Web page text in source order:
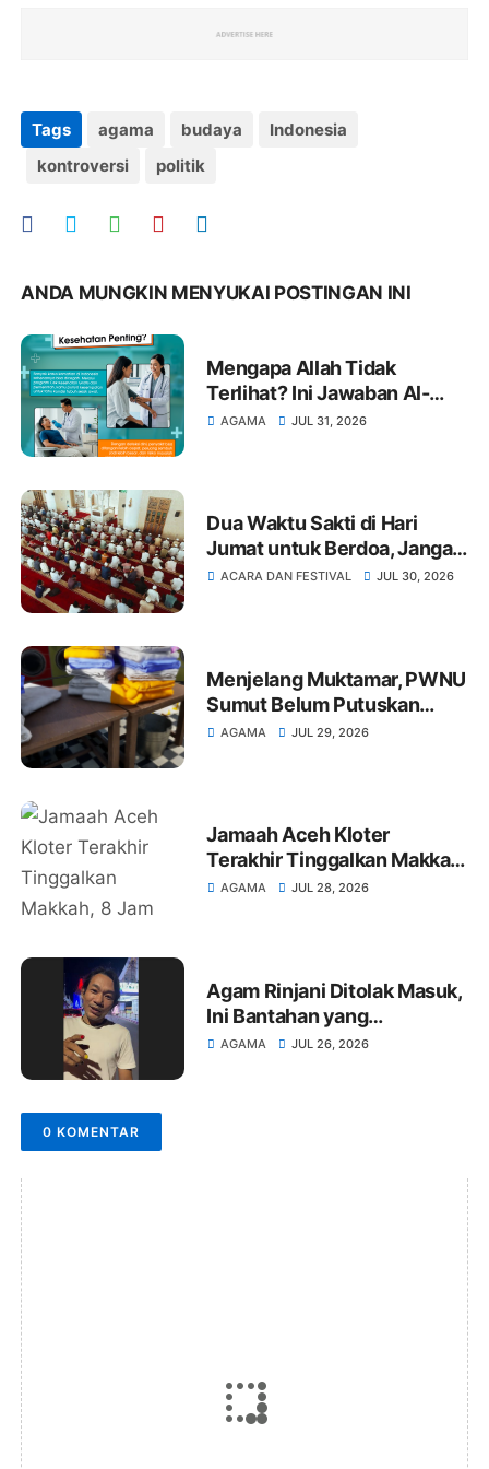
Tags agama budaya
Indonesia
kontroversi
politik
ANDA MUNGKIN MENYUKAI POSTINGAN INI
Mengapa Allah Tidak
Terlihat? Ini Jawaban Al-
Qur'an dan Hadits dalam
AGAMA JUL 31, 2026
Dua Waktu Sakti di Hari
Jumat untuk Berdoa, Jangan
Terlewat!
ACARA DAN FESTIVAL JUL 30, 2026
Menjelang Muktamar, PWNU
Sumut Belum Putuskan
Dukungan, Ajak PCNU Tetap
AGAMA JUL 29, 2026
Jamaah Aceh Kloter
Terakhir Tinggalkan Makkah,
8 Jam Sebelum
AGAMA JUL 28, 2026
Agam Rinjani Ditolak Masuk,
Ini Bantahan yang
Menggemparkan
AGAMA JUL 26, 2026
0 KOMENTAR